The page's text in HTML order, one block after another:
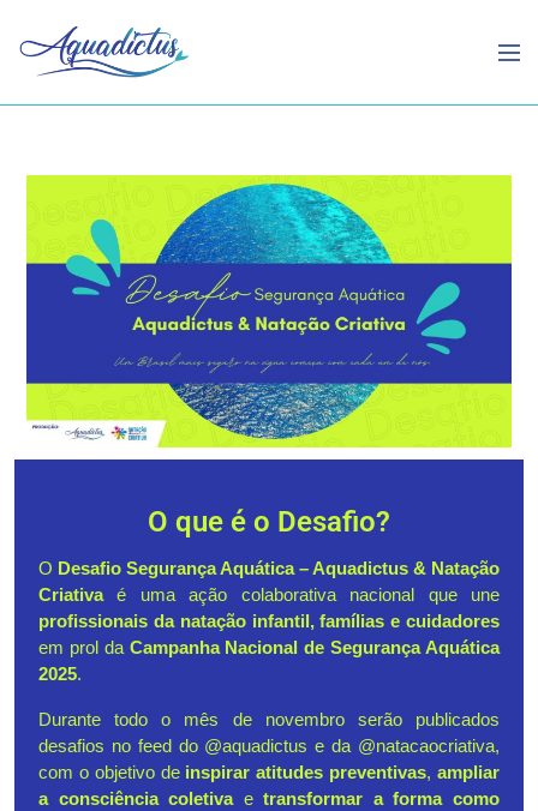
O que é o Desafio?
O Desafio Segurança Aquática – Aquadictus & Natação
Criativa
profissionais da natação infantil, famílias e cuidadores
em prol da Campanha Nacional de Segurança Aquática
2025.
Durante todo o mês de novembro serão publicados
desafios no feed do @aquadictus e da @natacaocriativa,
com o objetivo de inspirar atitudes preventivas, ampliar
a consciência coletiva e transformar a forma como